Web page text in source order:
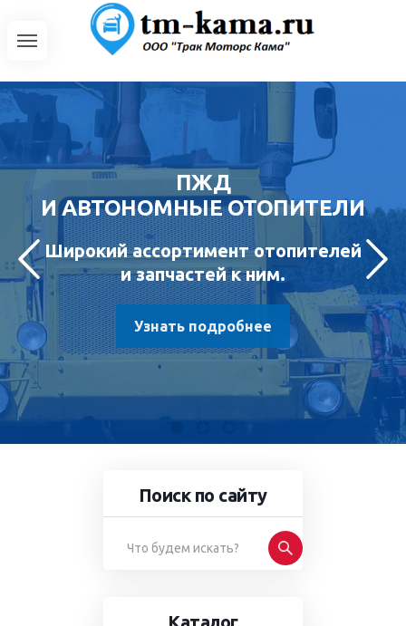
ПЖД
И АВТОНОМНЫЕ ОТОПИТЕЛИ
Широкий ассортимент отопителей
и запчастей к ним.
Узнать подробнее
Поиск по сайту